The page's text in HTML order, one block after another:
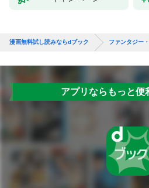
漫画無料試し読みならdブック ファンタジー
アプリならもっと便